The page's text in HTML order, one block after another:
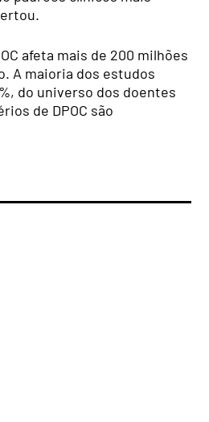
afeta mais de 200 milhões
A maioria dos estudos
do universo dos doentes
de DPOC são